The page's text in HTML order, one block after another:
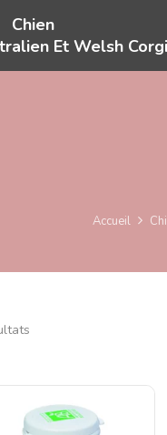
Chien
Et Welsh
Accueil